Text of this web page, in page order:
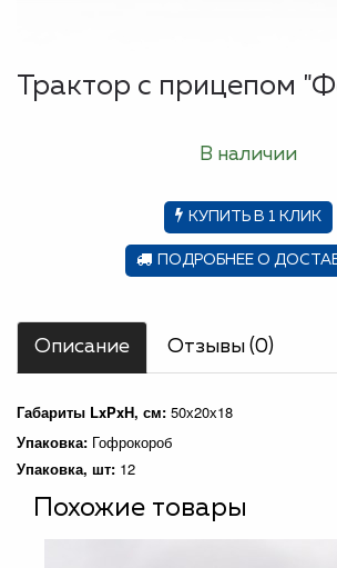
Трактор с прицепом
В наличии
КУПИТЬ В 1 КЛИК
ПОДРОБНЕЕ О
Описание Отзывы (0)
Габариты LxPxH, см: 50х20х18
Упаковка: Гофрокороб
Упаковка, шт: 12
Похожие товары